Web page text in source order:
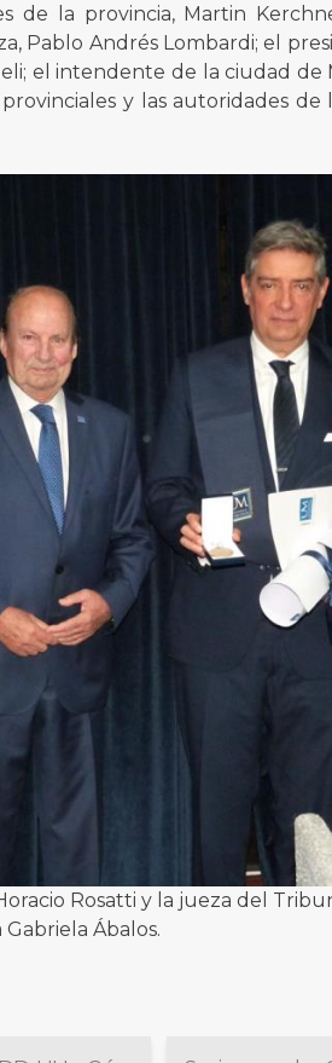
de la provincia, Martin
Pablo Andrés Lombardi; el
el intendente de la ciudad de
y las autoridades de
Rosatti y la jueza del
Ábalos.